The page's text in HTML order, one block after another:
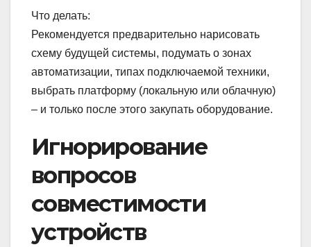
Что делать:
Рекомендуется предварительно нарисовать
схему будущей системы, подумать о зонах
автоматизации, типах подключаемой техники,
выбрать платформу (локальную или облачную)
– и только после этого закупать оборудование.
Игнорирование
вопросов
совместимости
устройств